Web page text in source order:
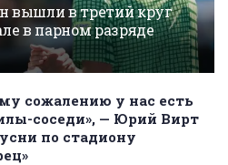
вышли в третий круг
в парном разряде
сожалению у нас есть
соседи», — Юрий Вирт
по стадиону